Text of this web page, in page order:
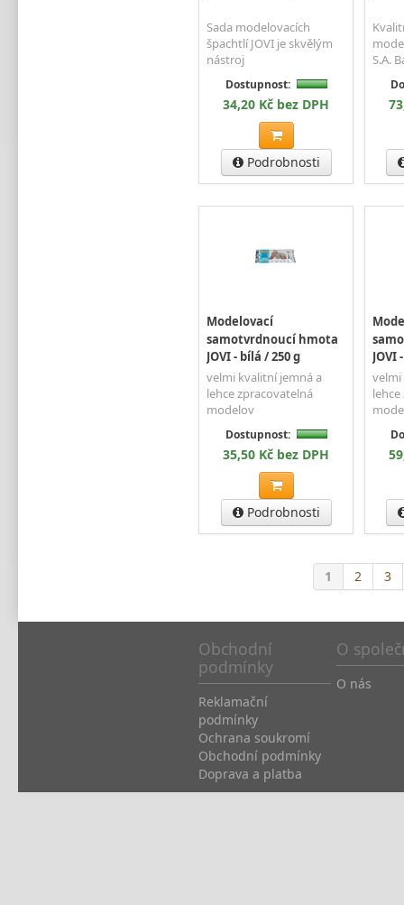
Sada modelovacích
špachtlí JOVI je skvělým
nástroj
Dostupnost:
34,20 Kč bez DPH
Podrobnosti
S.A.
Modelovací
samotvrdnoucí hmota
JOVI - bílá / 250 g
velmi kvalitní jemná a
lehce zpracovatelná
modelov
Dostupnost:
35,50 Kč bez DPH
Podrobnosti
JOVI
velmi
1 2 3
Obchodní
podmínky
Reklamační
podmínky
Ochrana soukromí
Obchodní podmínky
Doprava a platba
O
O nás